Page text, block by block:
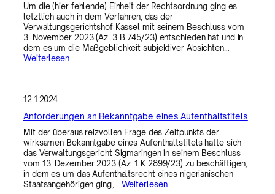
Um die (hier fehlende) Einheit der Rechtsordnung ging es
letztlich auch in dem Verfahren, das der
Verwaltungsgerichtshof Kassel mit seinem Beschluss vom
3. November 2023 (Az. 3 B 745/23) entschieden hat und in
dem es um die Maßgeblichkeit subjektiver Absichten…
Weiterlesen..
12.1.2024
Anforderungen an Bekanntgabe eines Aufenthaltstitels
Mit der überaus reizvollen Frage des Zeitpunkts der
wirksamen Bekanntgabe eines Aufenthaltstitels hatte sich
das Verwaltungsgericht Sigmaringen in seinem Beschluss
vom 13. Dezember 2023 (Az. 1 K 2899/23) zu beschäftigen,
in dem es um das Aufenthaltsrecht eines nigerianischen
Staatsangehörigen ging,… Weiterlesen..